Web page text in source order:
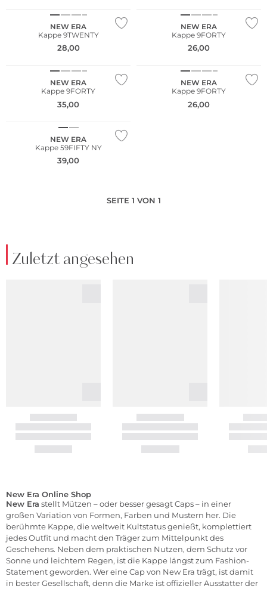
NEW ERA
Kappe 9TWENTY
28,00
NEW ERA
Kappe 9FORTY
26,00
NEW ERA
Kappe 9FORTY
35,00
NEW ERA
Kappe 9FORTY
26,00
NEW ERA
Kappe 59FIFTY NY
39,00
SEITE 1 VON 1
Zuletzt angesehen
New Era Online Shop
New Era stellt Mützen – oder besser gesagt Caps – in einer
großen Variation von Formen, Farben und Mustern her. Die
berühmte Kappe, die weltweit Kultstatus genießt, komplettiert
jedes Outfit und macht den Träger zum Mittelpunkt des
Geschehens. Neben dem praktischen Nutzen, dem Schutz vor
Sonne und leichtem Regen, ist die Kappe längst zum Fashion-
Statement geworden. Wer eine Cap von New Era trägt, ist damit
in bester Gesellschaft, denn die Marke ist offizieller Ausstatter der